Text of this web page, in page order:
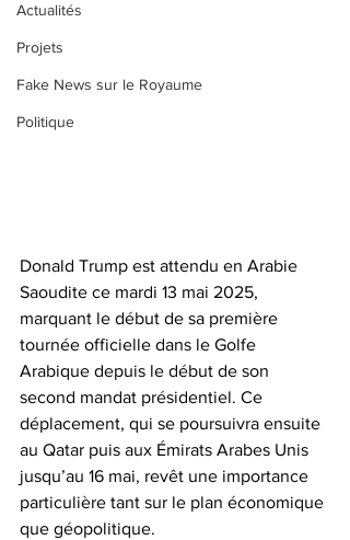
Actualités
Projets
Fake News sur le Royaume
Politique
Donald Trump est attendu en Arabie
Saoudite ce mardi 13 mai 2025,
marquant le début de sa première
tournée officielle dans le Golfe
Arabique depuis le début de son
second mandat présidentiel. Ce
déplacement, qui se poursuivra ensuite
au Qatar puis aux Émirats Arabes Unis
jusqu’au 16 mai, revêt une importance
particulière tant sur le plan économique
que géopolitique.